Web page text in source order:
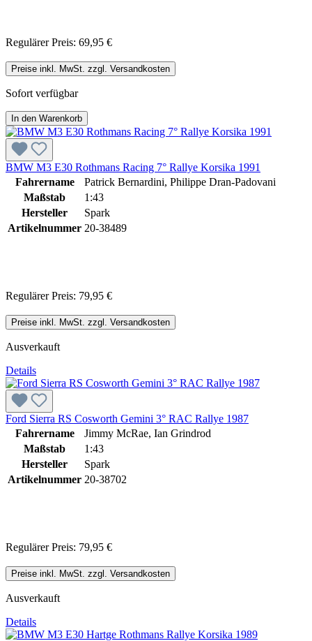
Regulärer Preis: 69,95 €
Preise inkl. MwSt. zzgl. Versandkosten
Sofort verfügbar
In den Warenkorb
BMW M3 E30 Rothmans Racing 7° Rallye Korsika 1991
Fahrername
Patrick Bernardini, Philippe Dran-Padovani
Maßstab
1:43
Hersteller
Spark
Artikelnummer 20-38489
Regulärer Preis: 79,95 €
Preise inkl. MwSt. zzgl. Versandkosten
Ausverkauft
Details
Ford Sierra RS Cosworth Gemini 3° RAC Rallye 1987
Fahrername
Jimmy McRae, Ian Grindrod
Maßstab
1:43
Hersteller
Spark
Artikelnummer 20-38702
Regulärer Preis: 79,95 €
Preise inkl. MwSt. zzgl. Versandkosten
Ausverkauft
Details